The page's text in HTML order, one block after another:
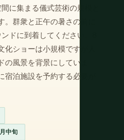
に集まる儀式芸術の規模と
群衆と正午の暑さの前に
ドに到着してください。8
ショーは小規模ですが人
風景を背景にしていま
泊施設を予約する必要が
中旬